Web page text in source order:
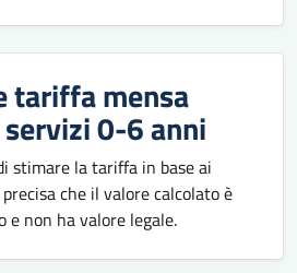
tariffa mensa
0-6 anni
stimare la tariffa in base ai
che il valore calcolato è
non ha valore legale.